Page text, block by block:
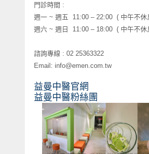
門診時間 :
週一 ~ 週五 11:00 – 22:00 ( 中午不休
週六 ~ 週日 11:00 – 18:00 ( 中午不休
諮詢專線 : 02 25363322
Email: info@emen.com.tw
益曼中醫官網
益曼中醫粉絲團